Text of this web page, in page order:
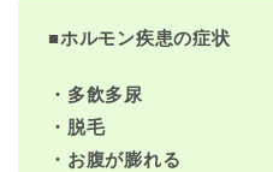
■ホルモン疾患の症状
・多飲多尿
・脱毛
・お腹が膨れる